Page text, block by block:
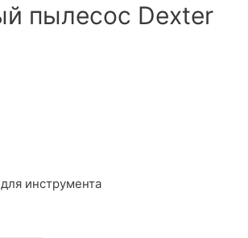
пылесос Dexter
инструмента